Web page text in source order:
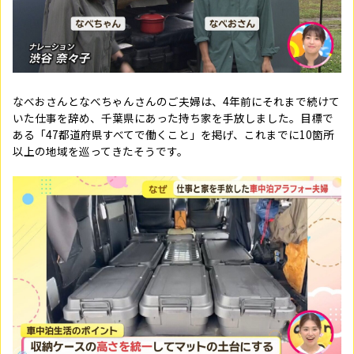
なべおさんとなべちゃんさんのご夫婦は、4年前にそれまで続けて
いた仕事を辞め、千葉県にあった持ち家を手放しました。目標で
ある「47都道府県すべてで働くこと」を掲げ、これまでに10箇所
以上の地域を巡ってきたそうです。